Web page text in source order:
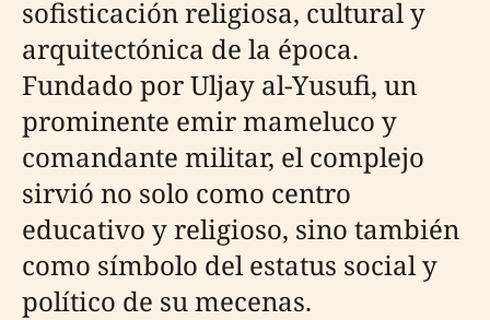
sofisticación religiosa, cultural y
arquitectónica de la época.
Fundado por Uljay al-Yusufi, un
prominente emir mameluco y
comandante militar, el complejo
sirvió no solo como centro
educativo y religioso, sino también
como símbolo del estatus social y
político de su mecenas.